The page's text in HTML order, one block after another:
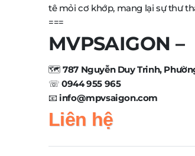
tê mỏi cơ khớp, mang lại sự thư
===
MVPSAIGON
🗺️787 Nguyễn Duy Trinh,
☏0944 955 965
📧info@mpvsaigon.com
Liên hệ